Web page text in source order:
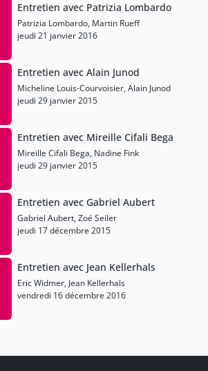
Entretien avec Patrizia Lombardo
Patrizia Lombardo, Martin Rueff
jeudi 21 janvier 2016
Entretien avec Alain Junod
Micheline Louis-Courvoisier, Alain Junod
jeudi 29 janvier 2015
Entretien avec Mireille Cifali Bega
Mireille Cifali Bega, Nadine Fink
jeudi 29 janvier 2015
Entretien avec Gabriel Aubert
Gabriel Aubert, Zoé Seiler
jeudi 17 décembre 2015
Entretien avec Jean Kellerhals
Eric Widmer, Jean Kellerhals
vendredi 16 décembre 2016